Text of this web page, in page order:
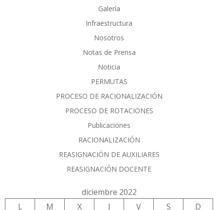
Galería
Infraestructura
Nosotros
Notas de Prensa
Noticia
PERMUTAS
PROCESO DE RACIONALIZACIÓN
PROCESO DE ROTACIONES
Publicaciones
RACIONALIZACIÓN
REASIGNACIÓN DE AUXILIARES
REASIGNACIÓN DOCENTE
diciembre 2022
L
M X J V S D